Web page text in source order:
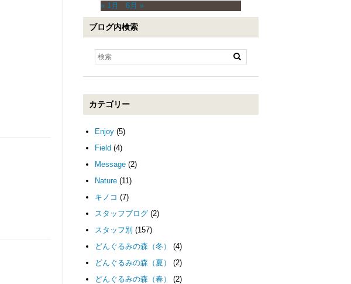
« 1月
6月 »
ブログ内検索
カテゴリー
Enjoy (5)
Field (4)
Message (2)
Nature (11)
キノコ (7)
スタッフブログ (2)
スタッフ別 (157)
どんぐるみの森（冬）
(4)
どんぐるみの森（夏）
(2)
どんぐるみの森（春）
(2)